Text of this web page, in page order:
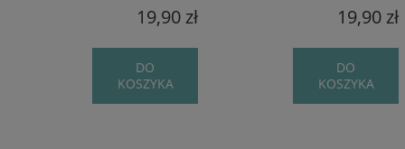
19,90 zł
DO
KOSZYKA
19,90 zł
DO
KOSZYKA